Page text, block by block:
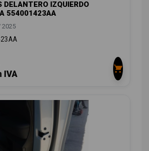
DELANTERO IZQUIERDO
554001423AA
2025
IVA